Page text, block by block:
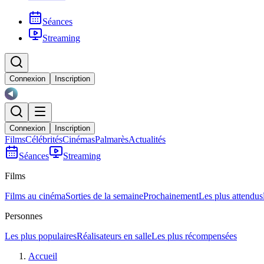
Séances
Streaming
Connexion Inscription
Connexion Inscription
FilmsCélébritésCinémasPalmarèsActualités
Séances
Streaming
Films
Films au cinémaSorties de la semaineProchainementLes plus attendus
Personnes
Les plus populairesRéalisateurs en salleLes plus récompensées
Accueil